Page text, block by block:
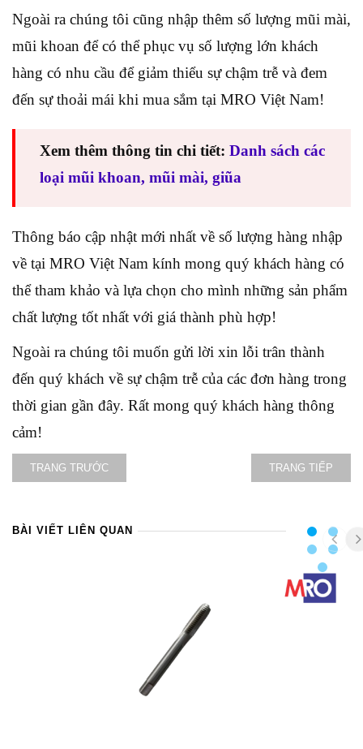
Ngoài ra chúng tôi cũng nhập thêm số lượng mũi mài,
mũi khoan để có thể phục vụ số lượng lớn khách
hàng có nhu cầu để giảm thiểu sự chậm trễ và đem
đến sự thoải mái khi mua sắm tại MRO Việt Nam!
Xem thêm thông tin chi tiết: Danh sách các
loại mũi khoan, mũi mài, giũa
Thông báo cập nhật mới nhất về số lượng hàng nhập
về tại MRO Việt Nam kính mong quý khách hàng có
thể tham khảo và lựa chọn cho mình những sản phẩm
chất lượng tốt nhất với giá thành phù hợp!
Ngoài ra chúng tôi muốn gửi lời xin lỗi trân thành
đến quý khách về sự chậm trễ của các đơn hàng trong
thời gian gần đây. Rất mong quý khách hàng thông
cảm!
TRANG TRƯỚC TRANG TIẾP
BÀI VIẾT LIÊN QUAN